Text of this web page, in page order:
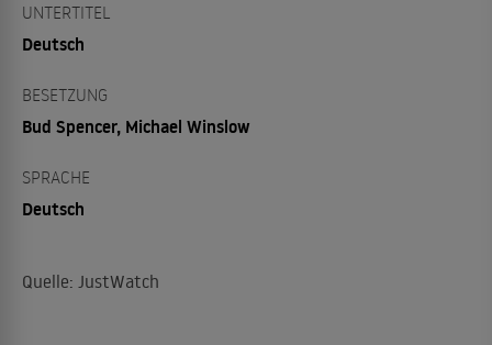
UNTERTITEL
Deutsch
BESETZUNG
Bud Spencer, Michael Winslow
SPRACHE
Deutsch
Quelle: JustWatch